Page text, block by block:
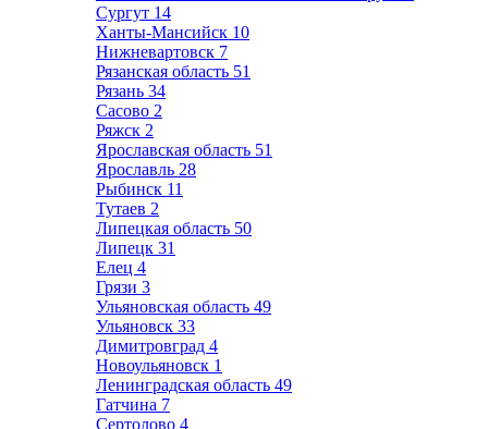
Сургут 14
Ханты-Мансийск 10
Нижневартовск 7
Рязанская область 51
Рязань 34
Сасово 2
Ряжск 2
Ярославская область 51
Ярославль 28
Рыбинск 11
Тутаев 2
Липецкая область 50
Липецк 31
Елец 4
Грязи 3
Ульяновская область 49
Ульяновск 33
Димитровград 4
Новоульяновск 1
Ленинградская область 49
Гатчина 7
Сертолово 4